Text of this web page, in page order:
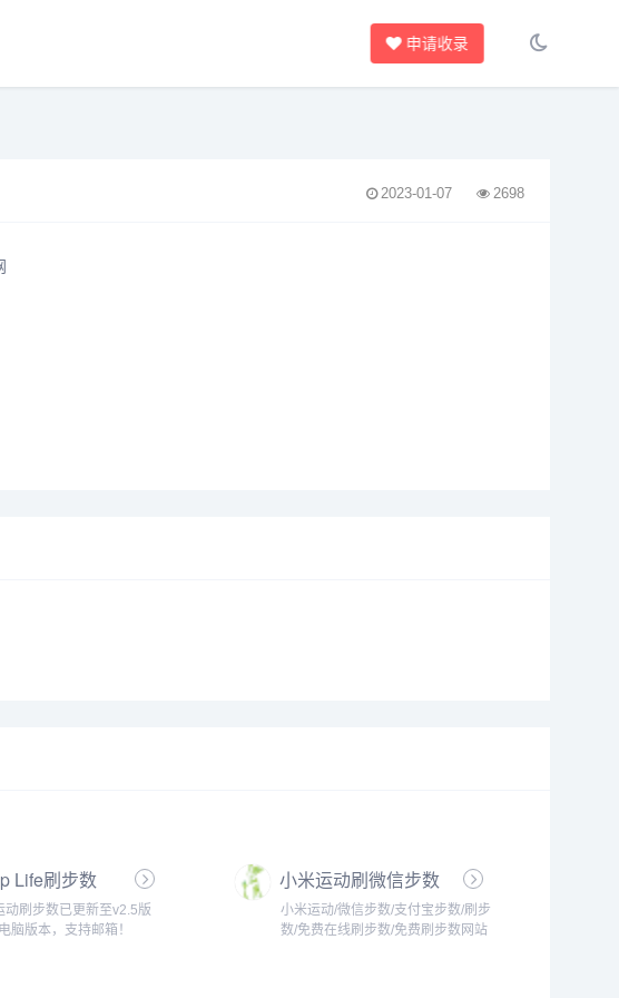
申请收录
2023-01-07 2698
Life刷步数
动刷步数已更新至v2.5版
脑版本，支持邮箱！
小米运动刷微信步数
小米运动/微信步数/支付宝步数/刷步
数/免费在线刷步数/免费刷步数网站